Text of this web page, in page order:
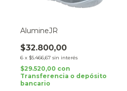
AlumineJR
$32.800,00
6 x $5.466,67 sin interés
$29.520,00 con
Transferencia o depósito
bancario